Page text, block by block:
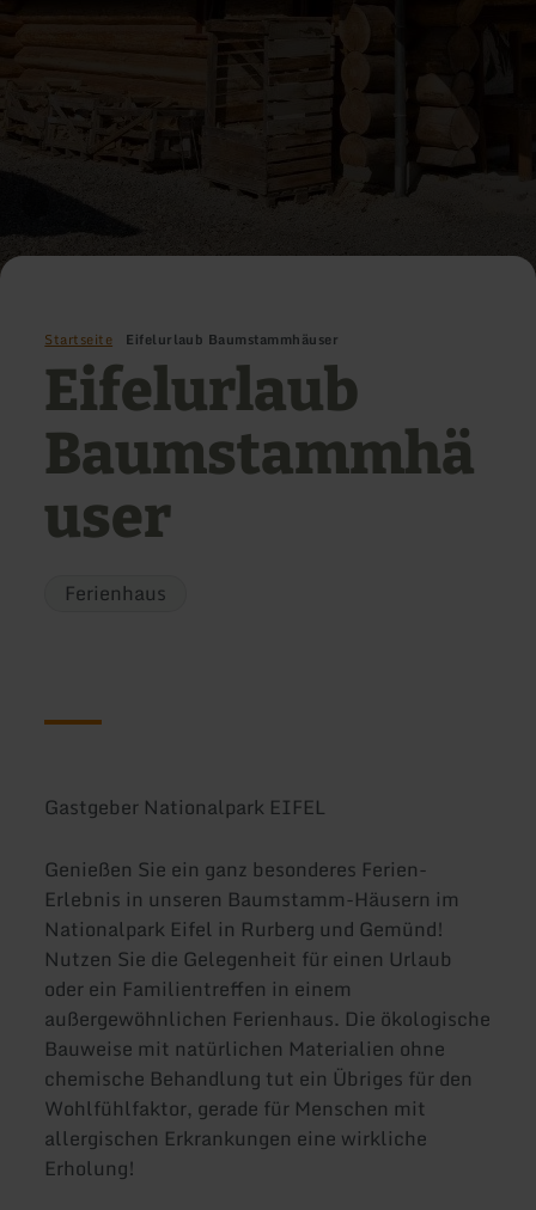
Startseite Eifelurlaub Baumstammhäuser
Eifelurlaub
Baumstammhä
user
Ferienhaus
Gastgeber Nationalpark EIFEL
Genießen Sie ein ganz besonderes Ferien-
Erlebnis in unseren Baumstamm-Häusern im
Nationalpark Eifel in Rurberg und Gemünd!
Nutzen Sie die Gelegenheit für einen Urlaub
oder ein Familientreffen in einem
außergewöhnlichen Ferienhaus. Die ökologische
Bauweise mit natürlichen Materialien ohne
chemische Behandlung tut ein Übriges für den
Wohlfühlfaktor, gerade für Menschen mit
allergischen Erkrankungen eine wirkliche
Erholung!